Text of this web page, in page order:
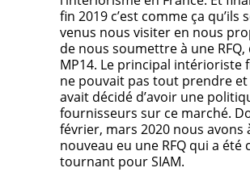
fin 2019 c’est comme ça qu’ils
venus nous visiter en nous
de nous soumettre à une RFQ,
MP14. Le principal intérioriste
ne pouvait pas tout prendre
avait décidé d’avoir une
fournisseurs sur ce marché.
février, mars 2020 nous avons
nouveau eu une RFQ qui a été
tournant pour SIAM.